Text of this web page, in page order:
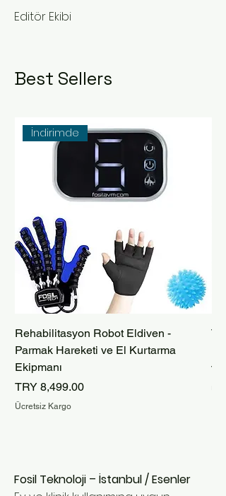
Editör Ekibi
Best Sellers
İndirimde
Rehabilitasyon Robot Eldiven -
Parmak Hareketi ve El Kurtarma
Ekipmanı
Price
TRY 8,499.00
Ücretsiz Kargo
Fosil Teknoloji – İstanbul / Esenler